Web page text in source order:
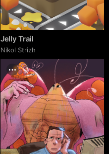
Jelly Trail
Nikol Strizh